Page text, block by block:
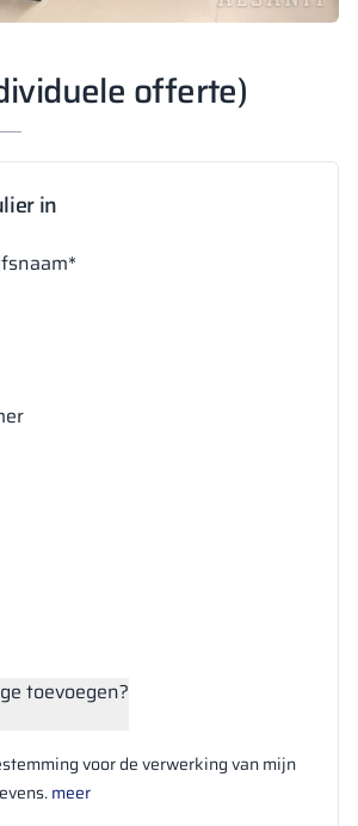
offerte)
in
toevoegen?
voor de verwerking van mijn
meer